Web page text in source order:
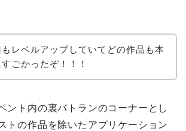
レベルアップしていてどの作品も本
ごかったぞ！！！
ント内の裏バトランのコーナーとし
トの作品を除いたアプリケーション